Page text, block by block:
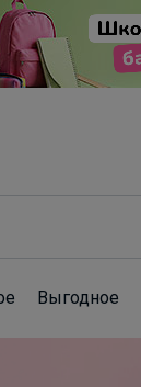
Выгодное